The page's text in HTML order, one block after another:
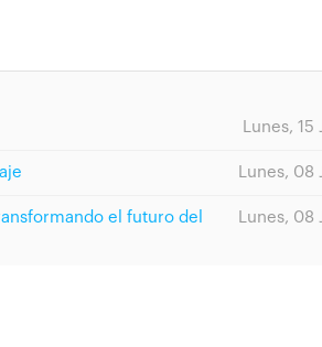
Lunes,
Lunes, 08
Lunes, 08
el futuro del